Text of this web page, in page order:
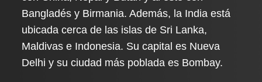
Bangladés y Birmania. Además, la India está
ubicada cerca de las islas de Sri Lanka,
Maldivas e Indonesia. Su capital es Nueva
Delhi y su ciudad más poblada es Bombay.